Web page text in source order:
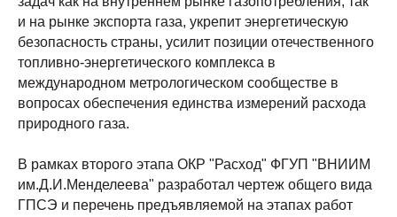
и на рынке экспорта газа, укрепит энергетическую
безопасность страны, усилит позиции отечественного
топливно-энергетического комплекса в
международном метрологическом сообществе в
вопросах обеспечения единства измерений расхода
природного газа.
В рамках второго этапа ОКР "Расход" ФГУП "ВНИИМ
им.Д.И.Менделеева" разработал чертеж общего вида
ГПСЭ и перечень предъявляемой на этапах работ